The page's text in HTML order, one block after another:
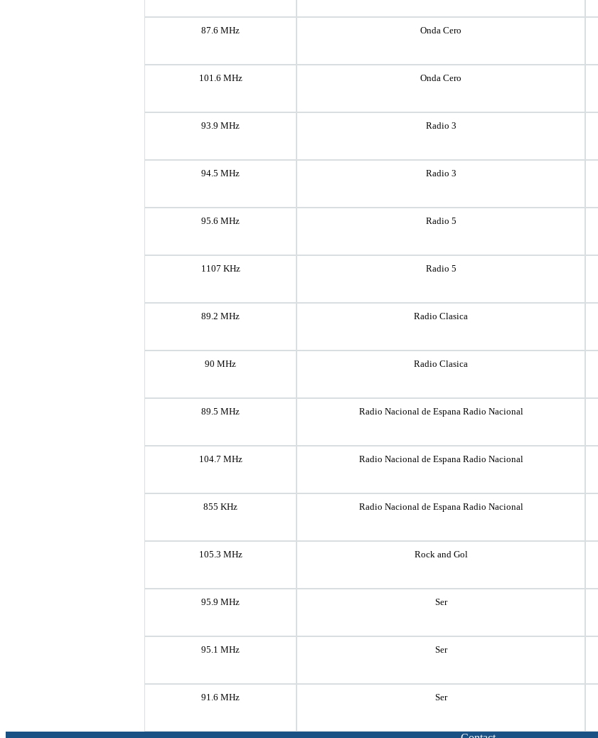
87.6 MHz Onda Cero
101.6 MHz Onda Cero
93.9 MHz Radio 3
94.5 MHz Radio 3
95.6 MHz Radio 5
1107 KHz Radio 5
89.2 MHz Radio Clasica
90 MHz Radio Clasica
89.5 MHz Radio Nacional de Espana Radio Nacional
104.7 MHz Radio Nacional de Espana Radio Nacional
855 KHz Radio Nacional de Espana Radio Nacional
105.3 MHz Rock and Gol
95.9 MHz Ser
95.1 MHz Ser
91.6 MHz Ser